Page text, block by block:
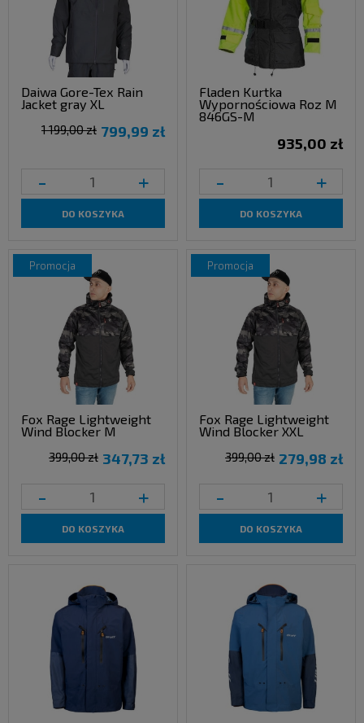
Daiwa Gore-Tex Rain
Jacket gray XL
799,99 zł
1 199,00 zł
- +
DO KOSZYKA
Fladen Kurtka
Wypornościowa Roz M
846GS-M
935,00 zł
- +
DO KOSZYKA
Fox Rage Lightweight
Wind Blocker M
347,73 zł
399,00 zł
- +
DO KOSZYKA
promocja
Fox Rage Lightweight
Wind Blocker XXL
279,98 zł
399,00 zł
- +
DO KOSZYKA
promocja